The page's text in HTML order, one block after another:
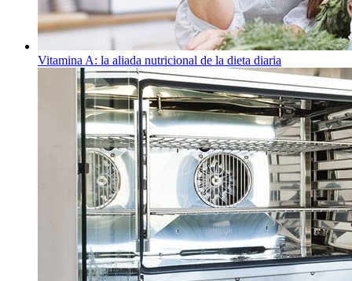
Vitamina A: la aliada nutricional de la dieta diaria